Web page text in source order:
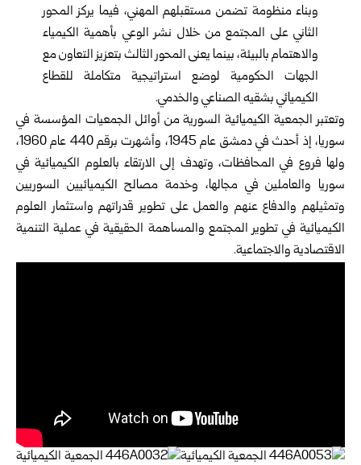
وبناء منظومة تضمن مستقبلهم المهني، فيما يركز المحور
الثاني على المجتمع من خلال نشر الوعي بأهمية الكيمياء
والاهتمام بالبيئة، بينما يعنى المحور الثالث بتعزيز التعاون مع
الجهات الحكومية لوضع استراتيجية متكاملة للقطاع
الكيميائي بشقيه الصناعي والخدمي.
وتعتبر الجمعية الكيميائية السورية من أوائل الجمعيات المؤسسة في
سوريا، إذ أحدث في دمشق عام 1945، وأشهرت برقم 440 عام 1960،
ولها فروع في المحافظات، وتهدف إلى الارتقاء بالعلوم الكيميائية في
سوريا والعاملين في مجالها، وخدمة مصالح الكيميائيين السوريين
وتمثيلهم والدفاع عنهم والعمل على تطوير قدراتهم واستثمار العلوم
الكيميائية في تطوير المجتمع والمساهمة الحقيقية في عملية التنمية
الاقتصادية والاجتماعية.